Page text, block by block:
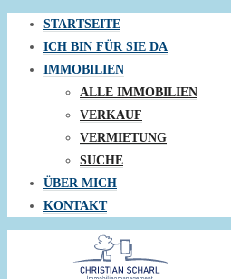
STARTSEITE
ICH BIN FÜR SIE DA
IMMOBILIEN
ALLE IMMOBILIEN
VERKAUF
VERMIETUNG
SUCHE
ÜBER MICH
KONTAKT